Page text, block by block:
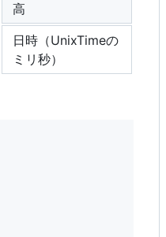
高
日時（UnixTimeの
ミリ秒）